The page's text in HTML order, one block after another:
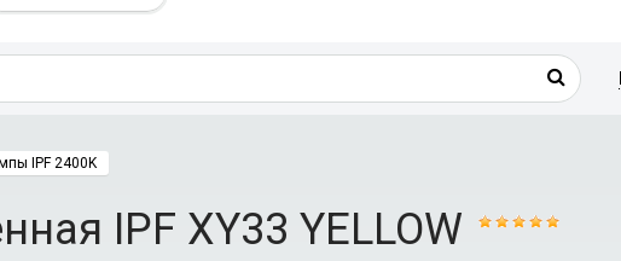
IPF 2400K
IPF XY33 YELLOW